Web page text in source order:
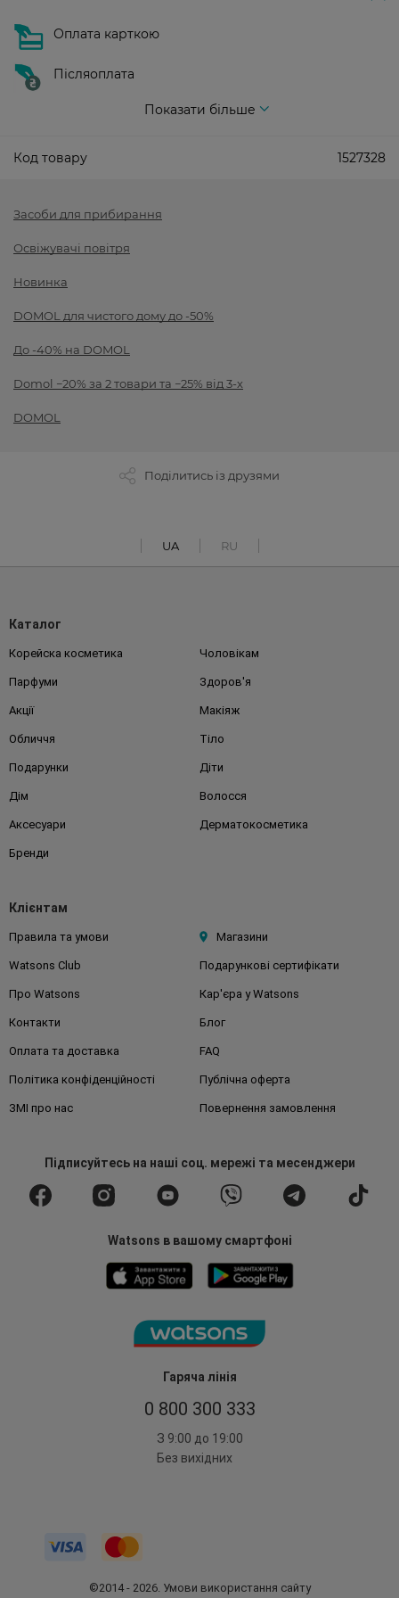
Оплата карткою
Післяоплата
Показати більше
Код товару 1527328
Засоби для прибирання
Освіжувачі повітря
Новинка
DOMOL для чистого дому до -50%
До -40% на DOMOL
Domol −20% за 2 товари та −25% від 3-х
DOMOL
Поділитись із друзями
UA RU
Гаряча лінія
0 800 300 333
З 9:00 до 19:00
Без вихідних
Каталог
Корейска косметика Чоловікам
Парфуми Здоров'я
Акції Макіяж
Обличчя Тіло
Подарунки Діти
Дім Волосся
Аксесуари Дерматокосметика
Бренди
Клієнтам
Правила та умови Магазини
Watsons Club Подарункові сертифікати
Про Watsons Кар'єра у Watsons
Контакти Блог
Оплата та доставка FAQ
Політика конфіденційності Публічна оферта
ЗМІ про нас Повернення замовлення
Підписуйтесьна наші соц. мережі та месенджери
Watsons в вашому смартфоні
©2014 - 2026. Умови використання сайту